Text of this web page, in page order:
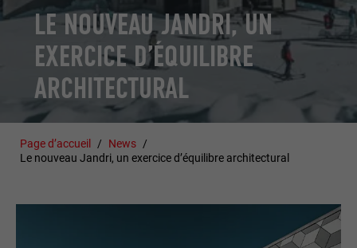
LE NOUVEAU JANDRI, UN
EXERCICE D’ÉQUILIBRE
ARCHITECTURAL
Page d’accueil
News
Le nouveau Jandri, un exercice d’équilibre architectural